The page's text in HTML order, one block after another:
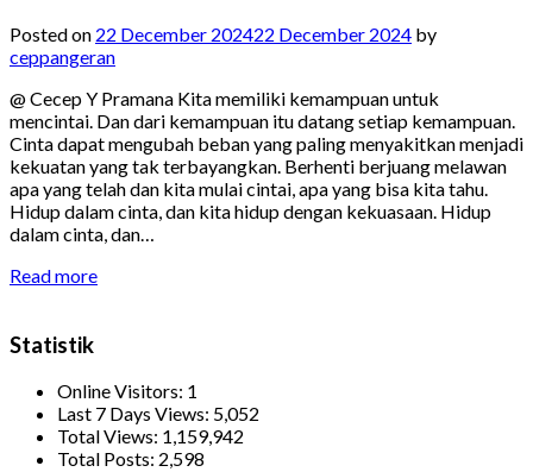
Posted on 22 December 202422 December 2024 by
ceppangeran
@ Cecep Y Pramana Kita memiliki kemampuan untuk
mencintai. Dan dari kemampuan itu datang setiap kemampuan.
Cinta dapat mengubah beban yang paling menyakitkan menjadi
kekuatan yang tak terbayangkan. Berhenti berjuang melawan
apa yang telah dan kita mulai cintai, apa yang bisa kita tahu.
Hidup dalam cinta, dan kita hidup dengan kekuasaan. Hidup
dalam cinta, dan…
Read more
Statistik
Online Visitors: 1
Last 7 Days Views: 5,052
Total Views: 1,159,942
Total Posts: 2,598